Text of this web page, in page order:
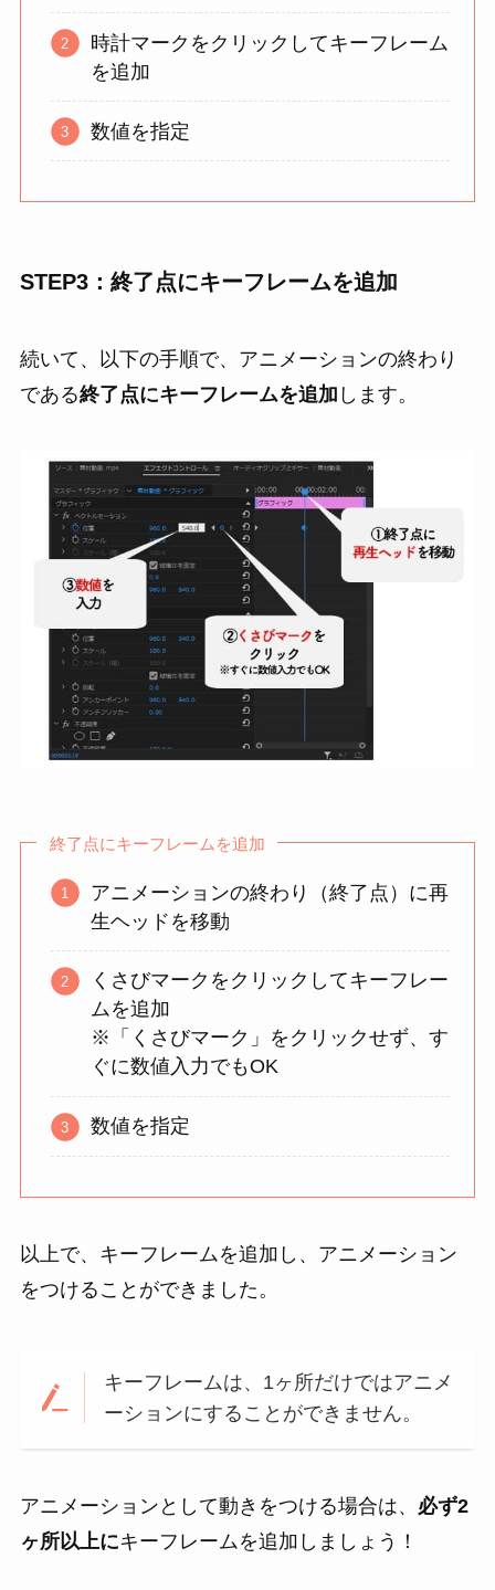
時計マークをクリックしてキーフレーム
を追加
数値を指定
STEP3：終了点にキーフレームを追加
続いて、以下の手順で、アニメーションの終わり
である終了点にキーフレームを追加 します。
終了点にキーフレームを追加
アニメーションの終わり（終了点）に再
生ヘッドを移動
くさびマークをクリックしてキーフレー
ムを追加
※「くさびマーク」をクリックせず、す
ぐに数値入力でもOK
数値を指定
以上で、キーフレームを追加し、アニメーション
をつけることができました。
キーフレームは、1ヶ所だけではアニメ
ーションにすることができません。
アニメーションとして動きをつける場合は、 必ず2
ヶ所以上にキーフレームを追加しましょう！